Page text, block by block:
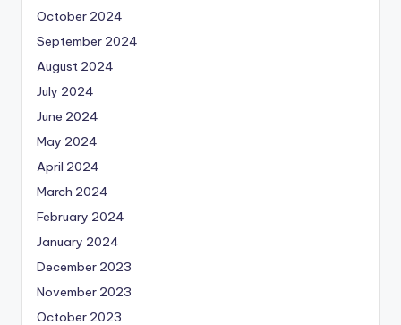
October 2024
September 2024
August 2024
July 2024
June 2024
May 2024
April 2024
March 2024
February 2024
January 2024
December 2023
November 2023
October 2023